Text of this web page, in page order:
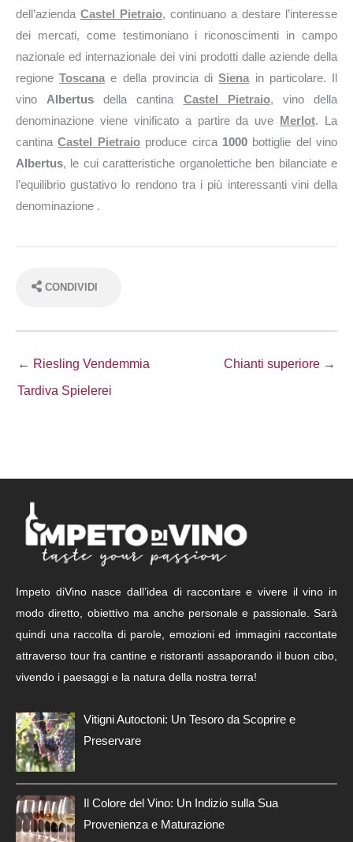
dell’azienda Castel Pietraio, continuano a destare l’interesse
dei mercati, come testimoniano i riconoscimenti in campo
nazionale ed internazionale dei vini prodotti dalle aziende della
regioneToscana e della provincia diSiena in particolare. Il
vino Albertus della cantina Castel Pietraio, vino della
denominazione viene vinificato a partire da uve Merlot. La
cantinaCastel Pietraioproduce circa 1000 bottiglie del vino
Albertus, le cui caratteristiche organolettiche ben bilanciate e
l’equilibrio gustativo lo rendono tra i più interessanti vini della
denominazione .
CONDIVIDI
← Riesling Vendemmia
Tardiva Spielerei
Chianti superiore →
Impeto diVino nasce dall’idea di raccontare e vivere il vino in
modo diretto, obiettivo ma anche personale e passionale. Sarà
quindi una raccolta di parole, emozioni ed immagini raccontate
attraverso tour fra cantine e ristoranti assaporando il buon cibo,
vivendo i paesaggi e la natura della nostra terra!
Vitigni Autoctoni: Un Tesoro da Scoprire e
Preservare
Il Colore del Vino: Un Indizio sulla Sua
Provenienza e Maturazione